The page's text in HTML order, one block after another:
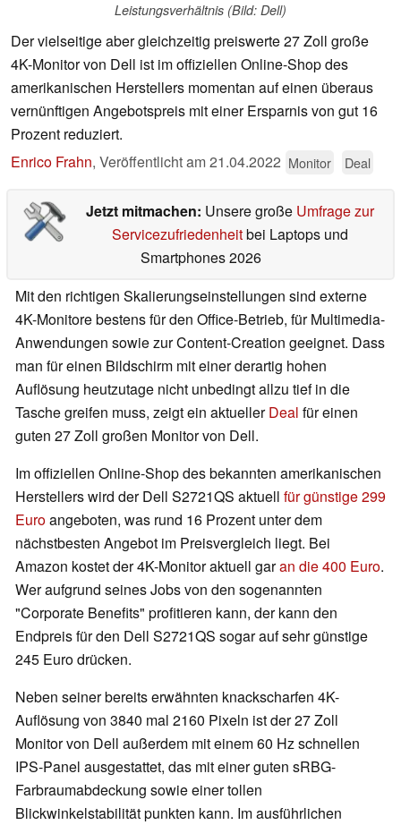
Leistungsverhältnis (Bild: Dell)
Der vielseitige aber gleichzeitig preiswerte 27 Zoll große
4K-Monitor von Dell ist im offiziellen Online-Shop des
amerikanischen Herstellers momentan auf einen überaus
vernünftigen Angebotspreis mit einer Ersparnis von gut 16
Prozent reduziert.
Enrico Frahn, Veröffentlicht am21.04.2022 Monitor Deal
Jetzt mitmachen: Unsere große Umfrage zur
Servicezufriedenheitbei Laptops und
Smartphones 2026
Mit den richtigen Skalierungseinstellungen sind externe
4K-Monitore bestens für den Office-Betrieb, für Multimedia-
Anwendungen sowie zur Content-Creation geeignet. Dass
man für einen Bildschirm mit einer derartig hohen
Auflösung heutzutage nicht unbedingt allzu tief in die
Tasche greifen muss, zeigt ein aktuellerDeal für einen
guten 27 Zoll großen Monitor von Dell.
Im offiziellen Online-Shop des bekannten amerikanischen
Herstellers wird der Dell S2721QS aktuell für günstige 299
Euroangeboten, was rund 16 Prozent unter dem
nächstbesten Angebot im Preisvergleich liegt. Bei
Amazon kostet der 4K-Monitor aktuell garan die 400 Euro.
Wer aufgrund seines Jobs von den sogenannten
"Corporate Benefits" profitieren kann, der kann den
Endpreis für den Dell S2721QS sogar auf sehr günstige
245 Euro drücken.
Neben seiner bereits erwähnten knackscharfen 4K-
Auflösung von 3840 mal 2160 Pixeln ist der 27 Zoll
Monitor von Dell außerdem mit einem 60 Hz schnellen
IPS-Panel ausgestattet, das mit einer guten sRBG-
Farbraumabdeckung sowie einer tollen
Blickwinkelstabilität punkten kann. Im ausführlichen